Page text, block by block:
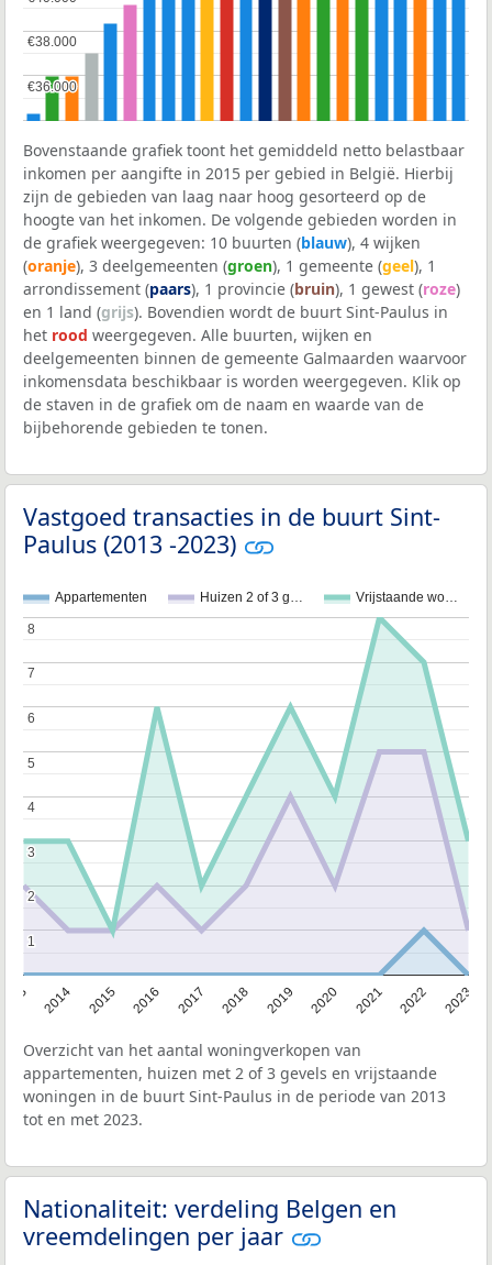
€36.000
€36.000
€38.000
€38.000
Bovenstaande grafiek toont het gemiddeld netto belastbaar
inkomen per aangifte in 2015 per gebied in België. Hierbij
zijn de gebieden van laag naar hoog gesorteerd op de
hoogte van het inkomen. De volgende gebieden worden in
de grafiek weergegeven: 10 buurten (blauw), 4 wijken
(oranje), 3 deelgemeenten (groen), 1 gemeente (geel), 1
arrondissement (paars), 1 provincie (bruin), 1 gewest (roze)
en 1 land (grijs). Bovendien wordt de buurt Sint-Paulus in
het rood weergegeven. Alle buurten, wijken en
deelgemeenten binnen de gemeente Galmaarden waarvoor
inkomensdata beschikbaar is worden weergegeven. Klik op
de staven in de grafiek om de naam en waarde van de
bijbehorende gebieden te tonen.
Vastgoed transacties in de buurt Sint-
Paulus (2013 -2023)
Appartementen Huizen 2 of 3 g… Vrijstaande wo…
2014 2015 2016 2017 2018 2019 2020 2021 2022 2023
1
1
2
2
3
3
4
4
5
5
6
6
7
7
8
8
Overzicht van het aantal woningverkopen van
appartementen, huizen met 2 of 3 gevels en vrijstaande
woningen in de buurt Sint-Paulus in de periode van 2013
tot en met 2023.
Nationaliteit: verdeling Belgen en
vreemdelingen per jaar